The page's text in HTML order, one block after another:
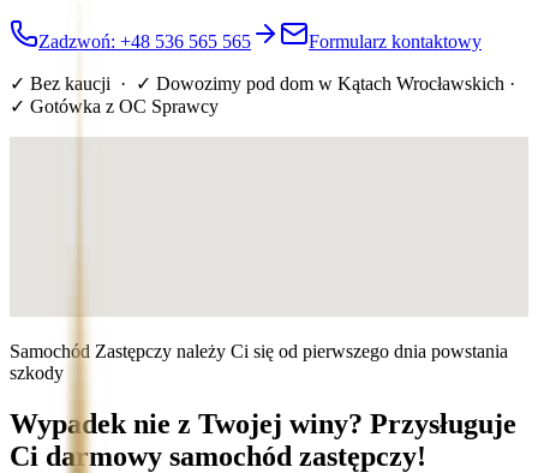
Zadzwoń: +48 536 565 565 Formularz kontaktowy
✓ Bez kaucji · ✓ Dowozimy pod dom w Kątach Wrocławskich ·
✓ Gotówka z OC Sprawcy
Samochód Zastępczy należy Ci się od pierwszego dnia powstania
szkody
Wypadek nie z Twojej winy? Przysługuje
Ci darmowy samochód zastępczy!